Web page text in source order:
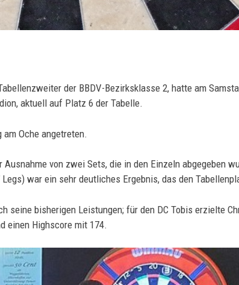
der BBDV-Bezirksklasse 2, hatte am
aktuell auf Platz 6 der Tabelle.
Oche angetreten.
von zwei Sets, die in den Einzeln abgegeben
war ein sehr deutliches Ergebnis, das den
seine bisherigen Leistungen; für den DC Tobis erzielte
einen Highscore mit 174.